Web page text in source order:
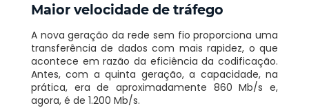
Maior velocidade de tráfego
A nova geração da rede sem fio proporciona uma
transferência de dados com mais rapidez, o que
acontece em razão da eficiência da codificação.
Antes, com a quinta geração, a capacidade, na
prática, era de aproximadamente 860 Mb/s e,
agora, é de 1.200 Mb/s.